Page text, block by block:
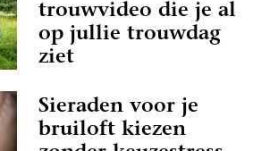
trouwvideo die je al
op jullie trouwdag
ziet
Sieraden voor je
bruiloft kiezen